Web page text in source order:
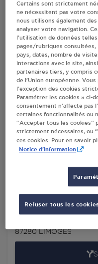
INTERMARCHE
86 RUE ABBE PIERRE
87000LIMOGES
CACC - PROLIANS
45 RUE DE DION
87280LIMOGES
STATION GPL
87280LIMOGES
Certains sont strictement
ne nécessitent pas votre
nous utilisons également
analyser votre navigation.
l’utilisation de données
pages/rubriques
pays, dates, nombre de
interactions avec le site,
partenaires tiers, y compris
de l’Union européenne.
l’exception des cookies
Paramétrer les cookies » ci-
consentement n’affecte pas
certaines fonctionnalités ou
“Accepter tous les cookies”
strictement nécessaires, ou
ces cookies. Pour en savoir
Notice d'information
Refuser tous les cookies